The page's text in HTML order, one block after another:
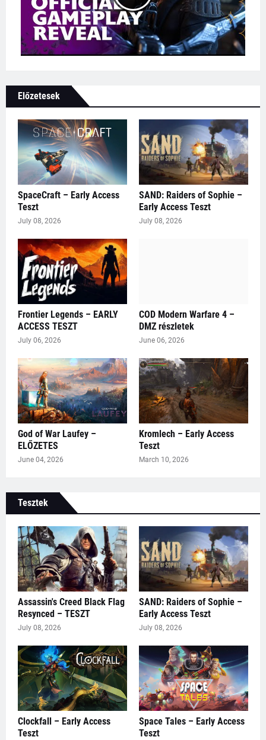
Előzetesek
SpaceCraft – Early Access
Teszt
July 08, 2026
SAND: Raiders of Sophie –
Early Access Teszt
July 08, 2026
Frontier Legends – EARLY
ACCESS TESZT
July 06, 2026
COD Modern Warfare 4 –
DMZ részletek
June 06, 2026
God of War Laufey –
ELŐZETES
June 04, 2026
Kromlech – Early Access
Teszt
March 10, 2026
Tesztek
Assassin's Creed Black Flag
Resynced – TESZT
July 08, 2026
SAND: Raiders of Sophie –
Early Access Teszt
July 08, 2026
Clockfall – Early Access
Teszt
Space Tales – Early Access
Teszt